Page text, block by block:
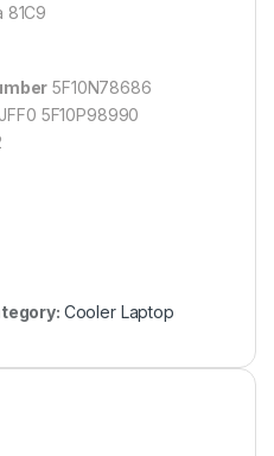
81C9
5F10N78686
5F10P98990
Cooler Laptop